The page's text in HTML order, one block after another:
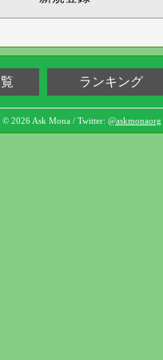
ランキング
© 2026 Ask Mona / Twitter: @askmonaorg